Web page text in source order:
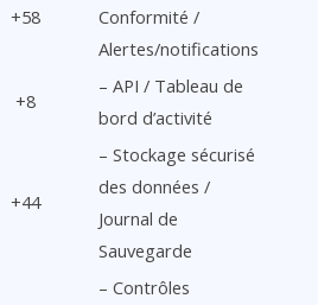
+58
Conformité /
Alertes/notifications
+8
– API / Tableau de
bord d’activité
+44
– Stockage sécurisé
des données /
Journal de
Sauvegarde
– Contrôles